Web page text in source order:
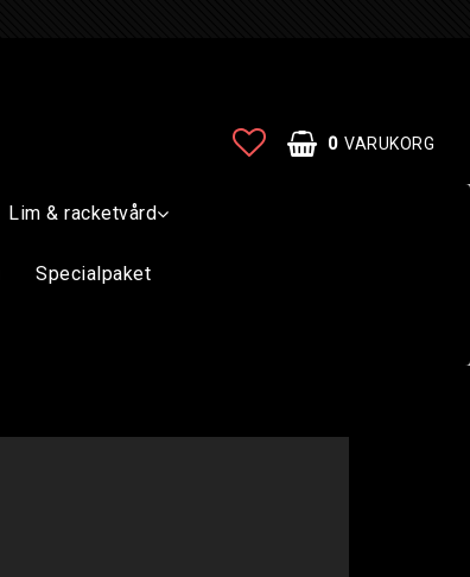
0 VARUKORG
Lim & racketvård
Specialpaket